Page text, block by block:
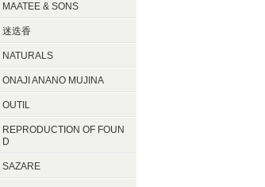
MAATEE & SONS
迷迭香
NATURALS
ONAJI ANANO MUJINA
OUTIL
REPRODUCTION OF FOUN
D
SAZARE